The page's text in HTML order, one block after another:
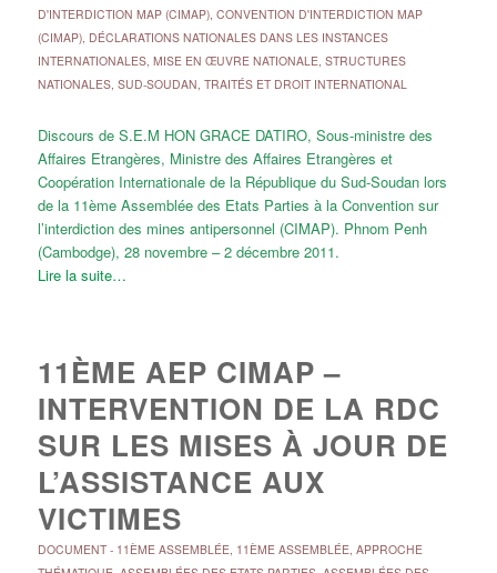
D'INTERDICTION MAP (CIMAP), CONVENTION D'INTERDICTION MAP
(CIMAP), DÉCLARATIONS NATIONALES DANS LES INSTANCES
INTERNATIONALES, MISE EN ŒUVRE NATIONALE, STRUCTURES
NATIONALES, SUD-SOUDAN, TRAITÉS ET DROIT INTERNATIONAL
Discours de S.E.M HON GRACE DATIRO, Sous-ministre des
Affaires Etrangères, Ministre des Affaires Etrangères et
Coopération Internationale de la République du Sud-Soudan lors
de la 11ème Assemblée des Etats Parties à la Convention sur
l’interdiction des mines antipersonnel (CIMAP). Phnom Penh
(Cambodge), 28 novembre – 2 décembre 2011.
Lire la suite…
11ÈME AEP CIMAP –
INTERVENTION DE LA RDC
SUR LES MISES À JOUR DE
L’ASSISTANCE AUX
VICTIMES
DOCUMENT- 11ÈME ASSEMBLÉE, 11ÈME ASSEMBLÉE, APPROCHE